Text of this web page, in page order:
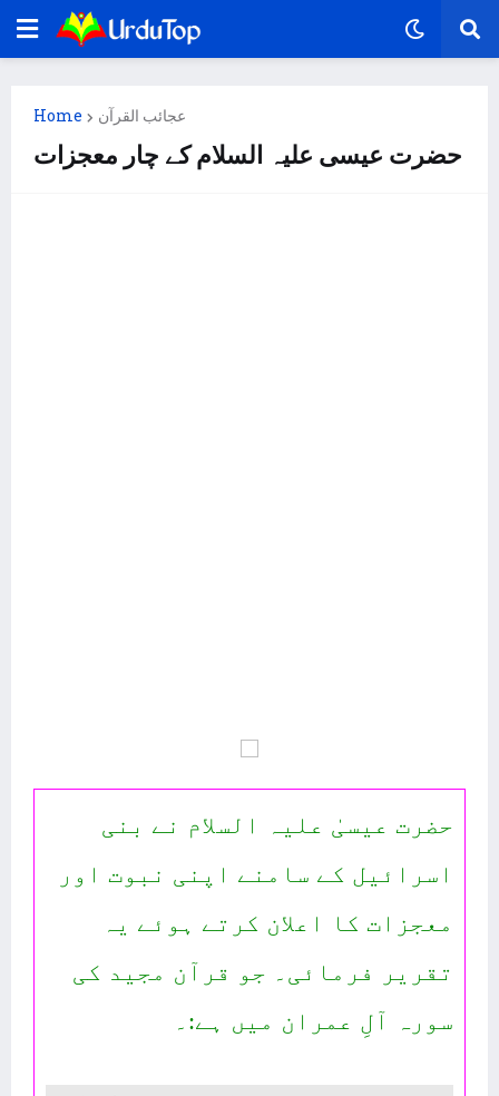
Home عجائب القرآن
حضرت عیسی علیہ السلام کے چار معجزات
حضرت عیسیٰ علیہ السلام نے بنی
اسرائیل کے سامنے اپنی نبوت اور
معجزات کا اعلان کرتے ہوئے یہ
تقریر فرمائی۔ جو قرآن مجید کی
سورہ آلِ عمران میں ہے:۔